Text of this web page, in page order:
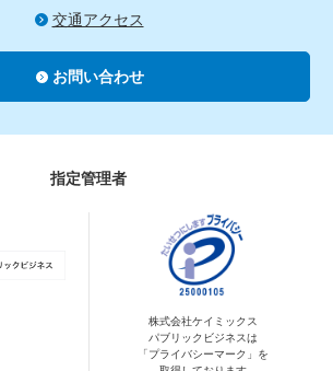
交通アクセス
お問い合わせ
指定管理者
株式会社ケイミックス
パブリックビジネスは
「プライバシーマーク」を